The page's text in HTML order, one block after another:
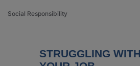
Social Responsibility